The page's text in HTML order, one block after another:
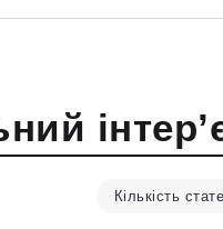
Кількість